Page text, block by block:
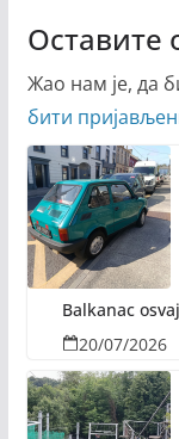
Оставите
Жао нам је, да
бити
Balkanac
20/07/2026